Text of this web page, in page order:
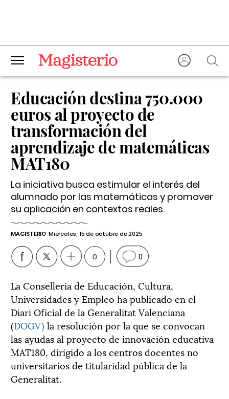
Educación destina 750.000
euros al proyecto de
transformación del
aprendizaje de matemáticas
MAT180
La iniciativa busca estimular el interés del
alumnado por las matemáticas y promover
su aplicación en contextos reales.
MAGISTERIO Miércoles, 15 de octubre de 2025
0 0
La Conselleria de Educación, Cultura,
Universidades y Empleo ha publicado en el
Diari Oficial de la Generalitat Valenciana
(DOGV) la resolución por la que se convocan
las ayudas al proyecto de innovación educativa
MAT180, dirigido a los centros docentes no
universitarios de titularidad pública de la
Generalitat.